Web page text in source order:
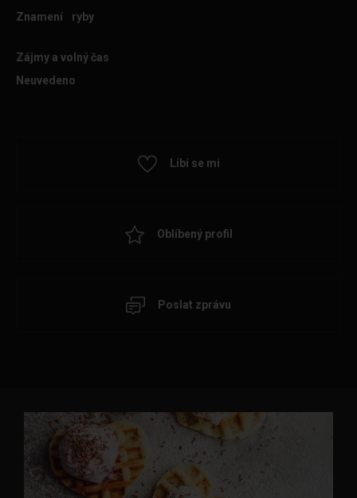
Znamení
ryby
Zájmy a volný čas
Neuvedeno
Líbí se mi
Oblíbený profil
Poslat zprávu